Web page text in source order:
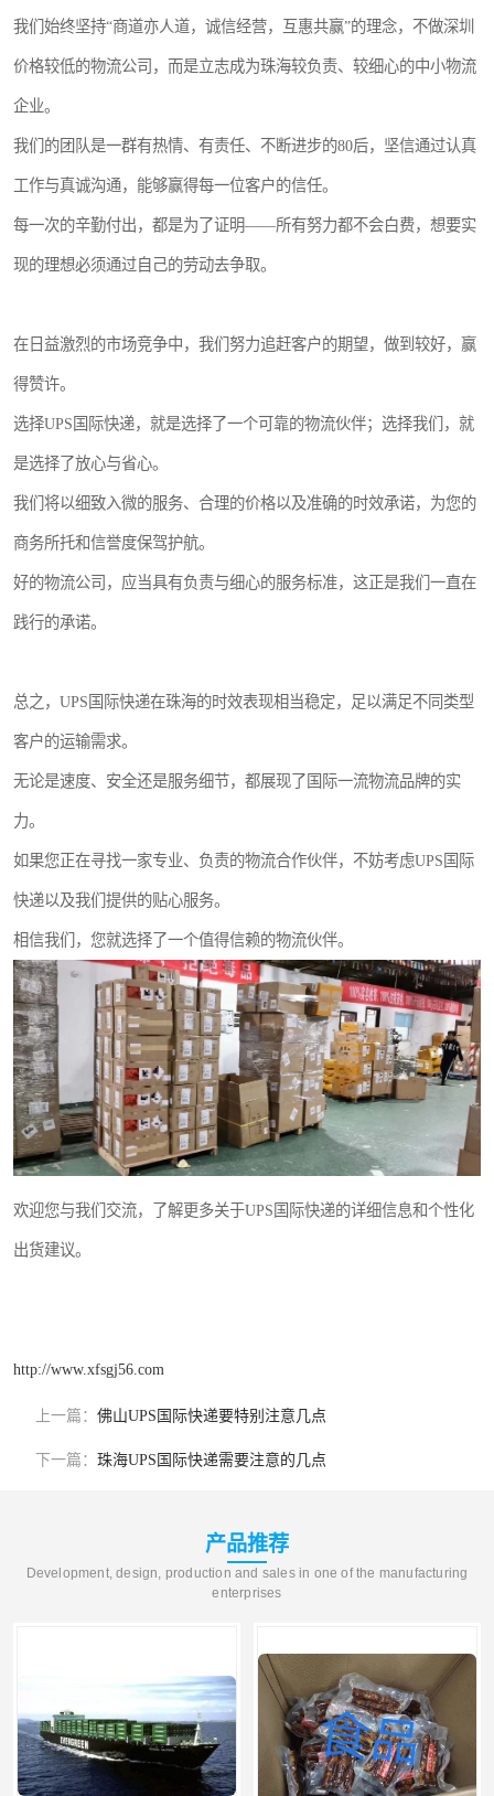
我们始终坚持“商道亦人道，诚信经营，互惠共赢”的理念，不做深圳
价格较低的物流公司，而是立志成为珠海较负责、较细心的中小物流
企业。
我们的团队是一群有热情、有责任、不断进步的80后，坚信通过认真
工作与真诚沟通，能够赢得每一位客户的信任。
每一次的辛勤付出，都是为了证明——所有努力都不会白费，想要实
现的理想必须通过自己的劳动去争取。
在日益激烈的市场竞争中，我们努力追赶客户的期望，做到较好，赢
得赞许。
选择UPS国际快递，就是选择了一个可靠的物流伙伴；选择我们，就
是选择了放心与省心。
我们将以细致入微的服务、合理的价格以及准确的时效承诺，为您的
商务所托和信誉度保驾护航。
好的物流公司，应当具有负责与细心的服务标准，这正是我们一直在
践行的承诺。
总之，UPS国际快递在珠海的时效表现相当稳定，足以满足不同类型
客户的运输需求。
无论是速度、安全还是服务细节，都展现了国际一流物流品牌的实
力。
如果您正在寻找一家专业、负责的物流合作伙伴，不妨考虑UPS国际
快递以及我们提供的贴心服务。
相信我们，您就选择了一个值得信赖的物流伙伴。
欢迎您与我们交流，了解更多关于UPS国际快递的详细信息和个性化
出货建议。
http://www.xfsgj56.com
上一篇： 佛山UPS国际快递要特别注意几点
下一篇： 珠海UPS国际快递需要注意的几点
产品推荐
Development, design, production and sales in one of the manufacturing
enterprises